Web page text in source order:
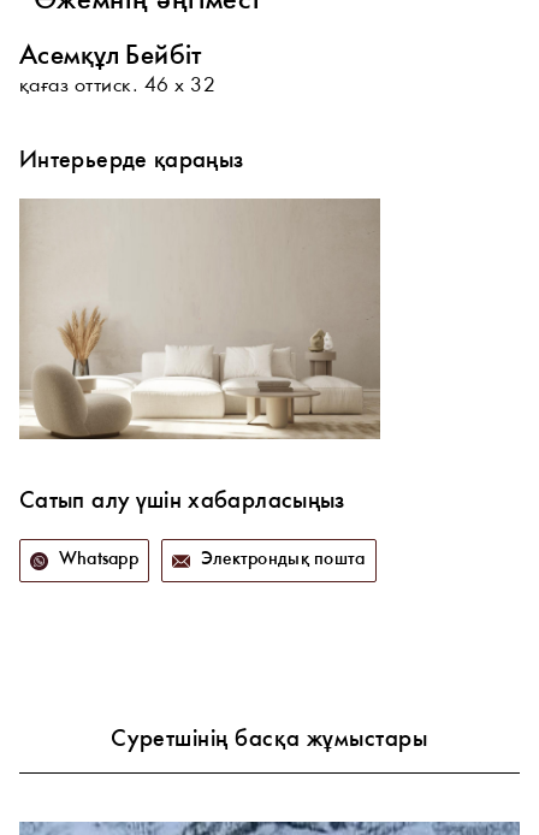
Асемқұл Бейбіт
қағаз оттиск. 46 х 32
Интерьерде қараңыз
Сатып алу үшін хабарласыңыз
Whatsapp Электрондық пошта
Суретшінің басқа жұмыстары